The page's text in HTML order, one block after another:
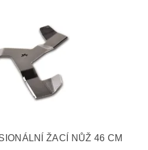
ŽACÍ NŮŽ 46 CM